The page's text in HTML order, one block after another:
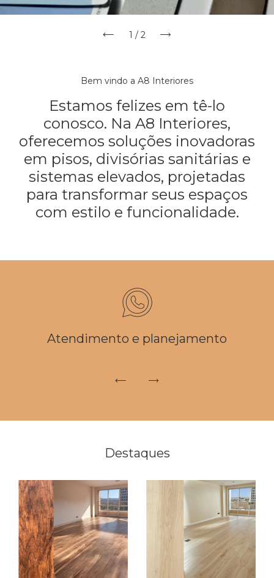
1 / 2
Bem vindo a A8 Interiores
Estamos felizes em tê-lo
conosco. Na A8 Interiores,
oferecemos soluções inovadoras
em pisos, divisórias sanitárias e
sistemas elevados, projetadas
para transformar seus espaços
com estilo e funcionalidade.
Atendimento e planejamento
Destaques